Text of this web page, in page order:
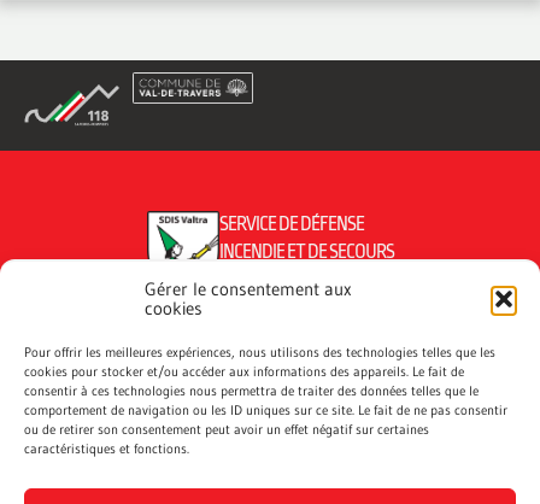
Gérer le consentement aux
cookies
Pour offrir les meilleures expériences, nous utilisons des technologies telles que les
cookies pour stocker et/ou accéder aux informations des appareils. Le fait de
consentir à ces technologies nous permettra de traiter des données telles que le
comportement de navigation ou les ID uniques sur ce site. Le fait de ne pas consentir
ou de retirer son consentement peut avoir un effet négatif sur certaines
caractéristiques et fonctions.
SERVICE DE DÉFENSE
INCENDIE ET DE SECOURS
DU VAL-DE-TRAVERS
CONTACTEZ NOUS
PROTECTIONPOPULATION.VDT@NE.CH